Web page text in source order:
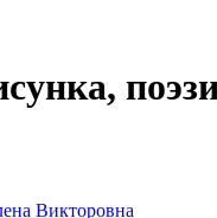
Викторовна